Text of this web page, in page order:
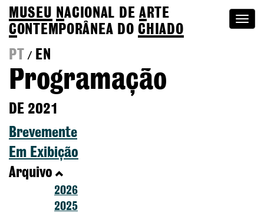
MUSEU NACIONAL DEA RTE
CONTEMPORÂNEA DOCHIADO
PT
/ EN
Programação
DE 2021
Brevemente
Em Exibição
Arquivo
2026
2025